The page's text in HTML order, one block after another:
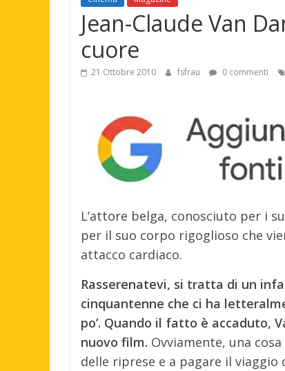
Jean-Claude Van
cuore
21 Ottobre 2010 fsfrau 0 commenti
L’attore belga, conosciuto per i
per il suo corpo rigoglioso che
attacco cardiaco.
Rasserenatevi, si tratta di un
cinquantenne che ci ha
po’. Quando il fatto è accaduto,
nuovo film. Ovviamente, una
delle riprese e a pagare il viaggio